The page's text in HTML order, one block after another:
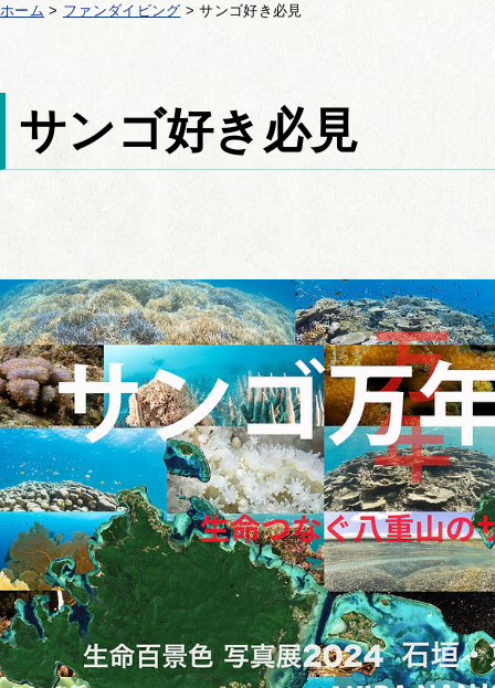
ホーム > ファンダイビング >サンゴ好き必見
サンゴ好き必見